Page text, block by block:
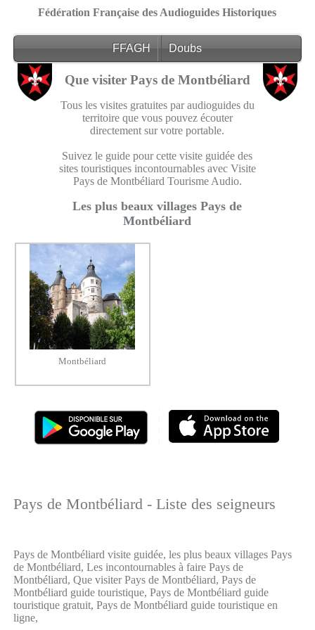
Fédération Française des Audioguides Historiques
FFAGH Doubs
Que visiter Pays de Montbéliard
Tous les visites gratuites par audioguides du
territoire que vous pouvez écouter
directement sur votre portable.
Suivez le guide pour cette visite guidée des
sites touristiques incontournables avec Visite
Pays de Montbéliard Tourisme Audio.
Les plus beaux villages Pays de
Montbéliard
Montbéliard
Pays de Montbéliard - Liste des seigneurs
Pays de Montbéliard visite guidée, les plus beaux villages Pays
de Montbéliard, Les incontournables à faire Pays de
Montbéliard, Que visiter Pays de Montbéliard, Pays de
Montbéliard guide touristique, Pays de Montbéliard guide
touristique gratuit, Pays de Montbéliard guide touristique en
ligne,